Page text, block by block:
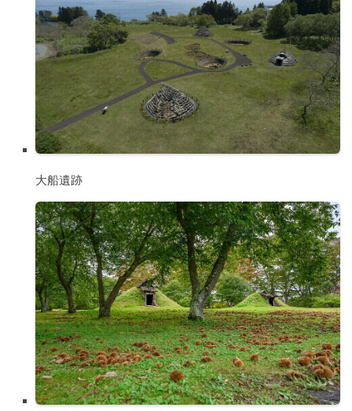
大船遺跡